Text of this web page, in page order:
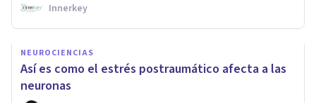
Innerkey
NEUROCIENCIAS
Así es como el estrés postraumático afecta a las
neuronas